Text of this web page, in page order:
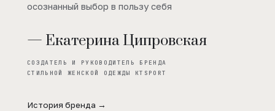
осознанный выбор в пользу себя
— Екатерина Ципровская
СОЗДАТЕЛЬ И РУКОВОДИТЕЛЬ БРЕНДА
СТИЛЬНОЙ ЖЕНСКОЙ ОДЕЖДЫ KTSPORT
История бренда →